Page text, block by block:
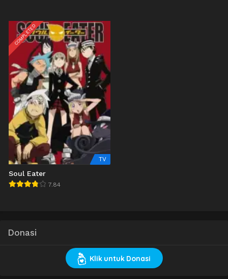
COMPLETED
TV
Soul Eater
7.84
Donasi
Klik untuk Donasi